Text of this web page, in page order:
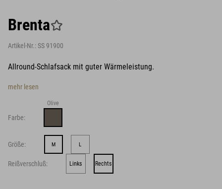
Brenta
Artikel-Nr.:SS 91900
Allround-Schlafsack mit guter Wärmeleistung.
mehr lesen
Farbe:
Olive
Größe: M L
Reißverschluß: Links Rechts